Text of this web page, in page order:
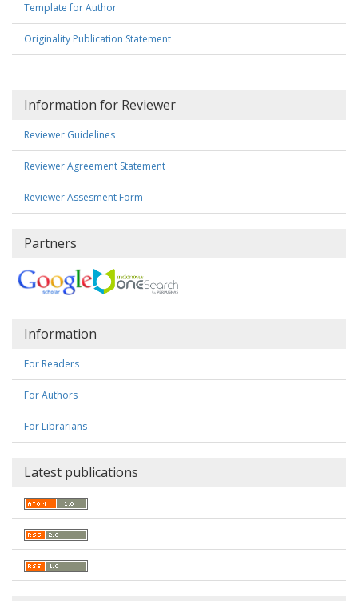
Template for Author
Originality Publication Statement
Information for Reviewer
Reviewer Guidelines
Reviewer Agreement Statement
Reviewer Assesment Form
Partners
Information
For Readers
For Authors
For Librarians
Latest publications